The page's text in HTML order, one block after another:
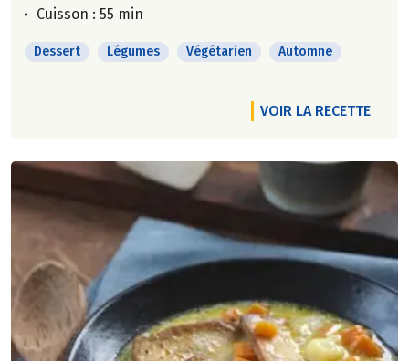
Cuisson : 55 min
Dessert Légumes Végétarien Automne
VOIR LA RECETTE